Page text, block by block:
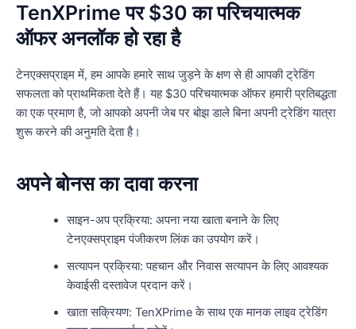
TenXPrime पर $30 का परिचयात्मक
ऑफर अनलॉक हो रहा है
टेनएक्सप्राइम में, हम आपके हमारे साथ जुड़ने के क्षण से ही आपकी ट्रेडिंग
सफलता को प्राथमिकता देते हैं। यह $30 परिचयात्मक ऑफर हमारी प्रतिबद्धता
का एक प्रमाण है, जो आपको अपनी जेब पर बोझ डाले बिना अपनी ट्रेडिंग यात्रा
शुरू करने की अनुमति देता है।
अपने बोनस का दावा करना
साइन-अप प्रक्रिया: अपना नया खाता बनाने के लिए
टेनएक्सप्राइम पंजीकरण लिंक का उपयोग करें।
सत्यापन प्रक्रिया: पहचान और निवास सत्यापन के लिए आवश्यक
केवाईसी दस्तावेज प्रदान करें।
खाता सक्रियण: TenXPrime के साथ एक मानक लाइव ट्रेडिंग